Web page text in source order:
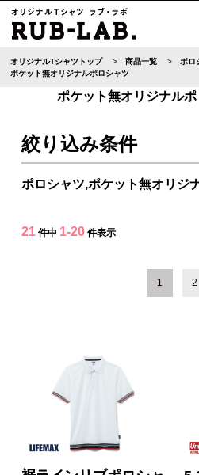
オリジナルTシャツトップ 商品一覧
ポロ
ポケット無オリジナルポロシャツ
ポケット無オリジナル
絞り込み条件
ポロシャツ,ポケット無オリジ
21件中 1-20件表示
1 2